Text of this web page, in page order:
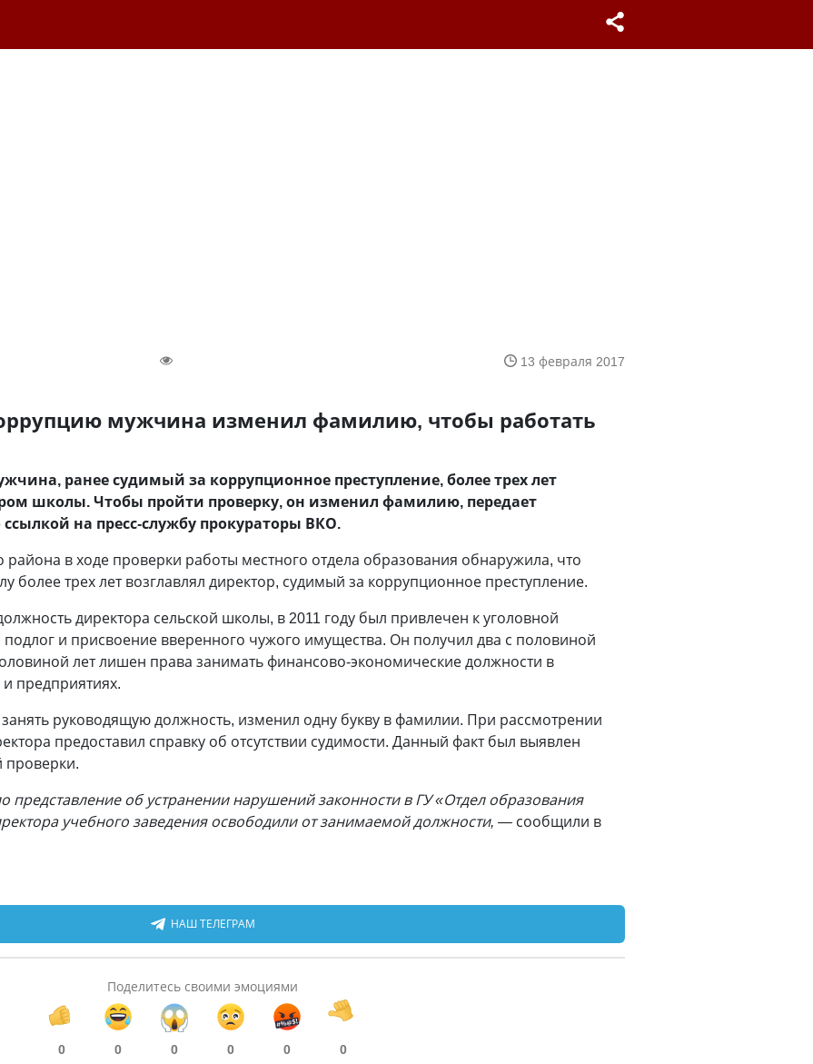
13 февраля 2017
мужчина изменил фамилию, чтобы работать
ранее судимый за коррупционное преступление, более трех лет
школы. Чтобы пройти проверку, он изменил фамилию, передает
ссылкой на пресс-службу прокураторы ВКО.
района в ходе проверки работы местного отдела образования обнаружила, что
более трех лет возглавлял директор, судимый за коррупционное преступление.
директора сельской школы, в 2011 году был привлечен к уголовной
подлог и присвоение вверенного чужого имущества. Он получил два с половиной
лет лишен права занимать финансово-экономические должности в
предприятиях.
руководящую должность, изменил одну букву в фамилии. При рассмотрении
предоставил справку об отсутствии судимости. Данный факт был выявлен
проверки.
об устранении нарушений законности в ГУ «Отдел образования
учебного заведения освободили от занимаемой должности, — сообщили в
НАШ ТЕЛЕГРАМ
Поделитесь своими эмоциями
0 0 0 0 0 0